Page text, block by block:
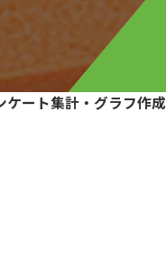
ケート集計・グラフ作成